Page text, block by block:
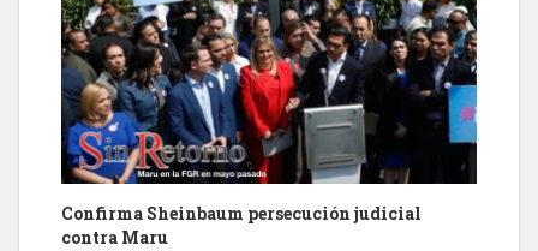
Confirma Sheinbaum persecución judicial
contra Maru